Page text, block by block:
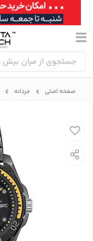
صفحه اصلی مردانه